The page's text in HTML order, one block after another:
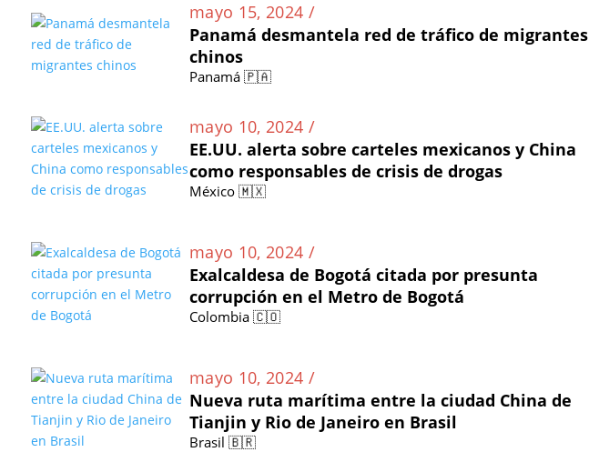
mayo 15, 2024 /
Panamá desmantela red de tráfico de migrantes
chinos
Panamá 🇵🇦
mayo 10, 2024 /
EE.UU. alerta sobre carteles mexicanos y China
como responsables de crisis de drogas
México 🇲🇽
mayo 10, 2024 /
Exalcaldesa de Bogotá citada por presunta
corrupción en el Metro de Bogotá
Colombia 🇨🇴
mayo 10, 2024 /
Nueva ruta marítima entre la ciudad China de
Tianjin y Rio de Janeiro en Brasil
Brasil 🇧🇷